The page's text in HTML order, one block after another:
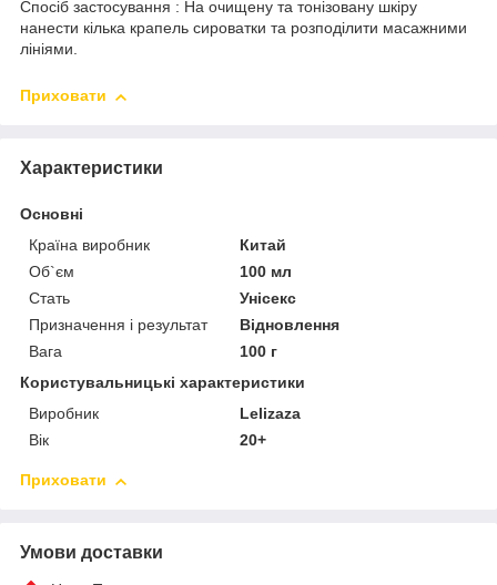
Спосіб застосування : На очищену та тонізовану шкіру
нанести кілька крапель сироватки та розподілити масажними
лініями.
Приховати
Характеристики
Основні
Країна виробник
Китай
Об`єм
100 мл
Стать
Унісекс
Призначення і результат
Відновлення
Вага
100 г
Користувальницькі характеристики
Виробник
Lelizaza
Вік
20+
Приховати
Умови доставки